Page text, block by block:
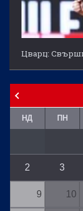
Цварц:
НД ПН
2 3
9 10